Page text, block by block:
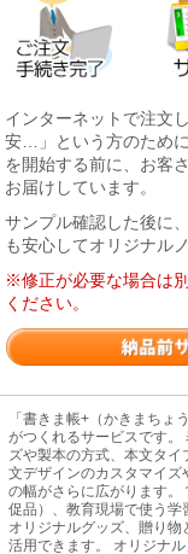
インターネットで注文
安…」という方のため
を開始する前に、お客
お届けしています。
サンプル確認した後に
も安心してオリジナル
※修正が必要な場合は
ください。
「書きま帳+（かきまちょ
がつくれるサービスです。
ズや製本の方式、本文タ
文デザインのカスタマイズ
の幅がさらに広がります。
促品）、教育現場で使う学
オリジナルグッズ、贈り
活用できます。 オリジナ